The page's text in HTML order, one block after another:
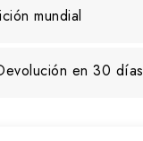
mundial
en 30 días